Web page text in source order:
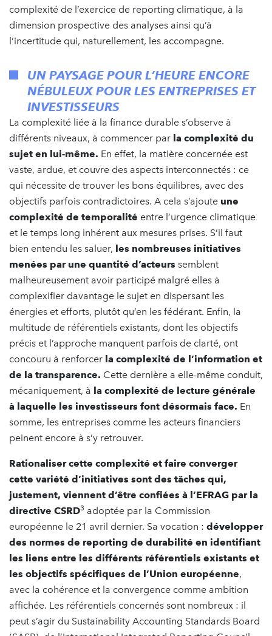
complexité de l’exercice de reporting climatique, à la
dimension prospective des analyses ainsi qu’à
l’incertitude qui, naturellement, les accompagne.
UN PAYSAGE POUR L’HEURE ENCORE
NÉBULEUX POUR LES ENTREPRISES ET
INVESTISSEURS
La complexité liée à la finance durable s’observe à
différents niveaux, à commencer par la complexité du
sujet en lui-même. En effet, la matière concernée est
vaste, ardue, et couvre des aspects interconnectés : ce
qui nécessite de trouver les bons équilibres, avec des
objectifs parfois contradictoires. A cela s’ajoute une
complexité de temporalité entre l’urgence climatique
et le temps long inhérent aux mesures prises. S’il faut
bien entendu les saluer, les nombreuses initiatives
menées par une quantité d’acteurs semblent
malheureusement avoir participé malgré elles à
complexifier davantage le sujet en dispersant les
énergies et efforts, plutôt qu’en les fédérant. Enfin, la
multitude de référentiels existants, dont les objectifs
précis et l’approche manquent parfois de clarté, ont
concouru à renforcer la complexité de l’information et
de la transparence. Cette dernière a elle-même conduit,
mécaniquement, à la complexité de lecture générale
à laquelle les investisseurs font désormais face. En
somme, les entreprises comme les acteurs financiers
peinent encore à s’y retrouver.
Rationaliser cette complexité et faire converger
cette variété d’initiatives sont des tâches qui,
justement, viennent d’être confiées à l’EFRAG par la
directive CSRD3 adoptée par la Commission
européenne le 21 avril dernier. Sa vocation : développer
des normes de reporting de durabilité en identifiant
les liens entre les différents référentiels existants et
les objectifs spécifiques de l’Union européenne,
avec la cohérence et la convergence comme ambition
affichée. Les référentiels concernés sont nombreux : il
peut s’agir du Sustainability Accounting Standards Board